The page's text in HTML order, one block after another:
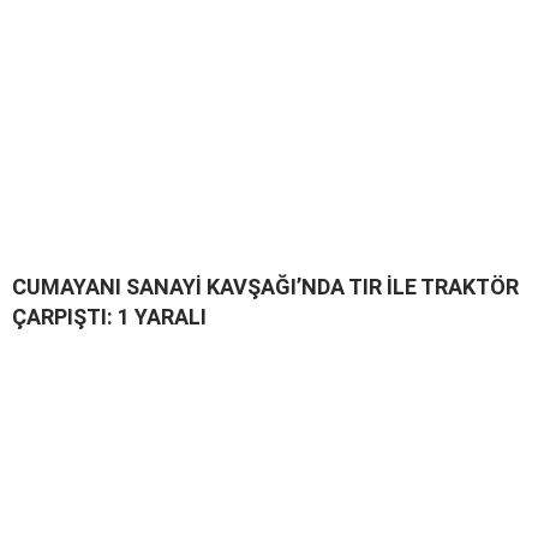
CUMAYANI SANAYİ KAVŞAĞI’NDA TIR İLE TRAKTÖR
ÇARPIŞTI: 1 YARALI